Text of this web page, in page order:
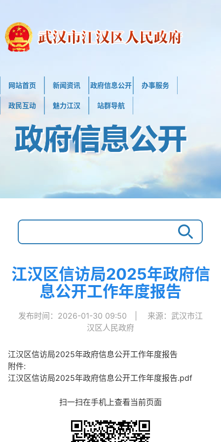
网站首页 新闻资讯 政府信息公开 办事服务
政民互动 魅力江汉 站群导航
江汉区信访局2025年政府信
息公开工作年度报告
发布时间：2026-01-30 09:50
来源：武汉市江
汉区人民政府
江汉区信访局2025年政府信息公开工作年度报告
附件:
江汉区信访局2025年政府信息公开工作年度报告.pdf
扫一扫在手机上查看当前页面